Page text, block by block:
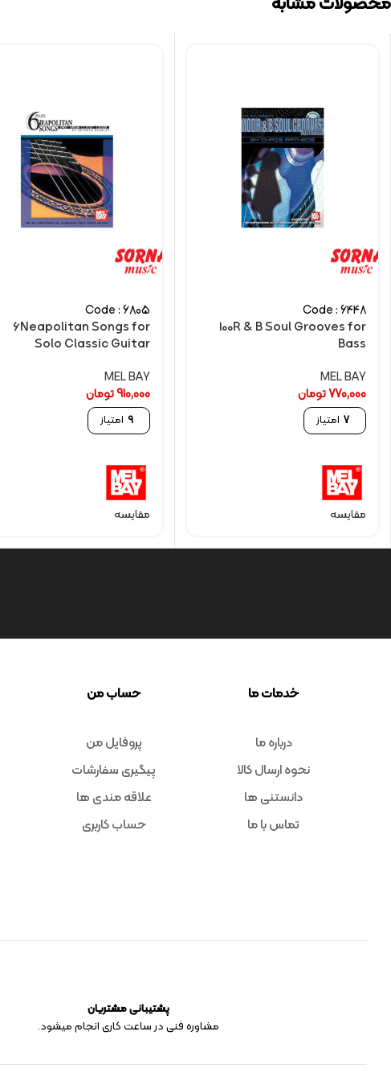
Code : 6448
100R & B Soul Grooves for
Bass
MEL BAY
770,000تومان
7 امتیاز
مقایسه
Code : 6805
6Neapolitan Songs for
Solo Classic Guitar
MEL BAY
910,000تومان
9 امتیاز
مقایسه
خدمات ما
درباره ما
نحوه ارسال کالا
دانستنی ها
تماس با ما
حساب من
پروفایل من
پیگیری سفارشات
علاقه مندی ها
حساب کاربری
پشتیبانی مشتریان
مشاوره فنی در ساعت کاری انجام میشود.